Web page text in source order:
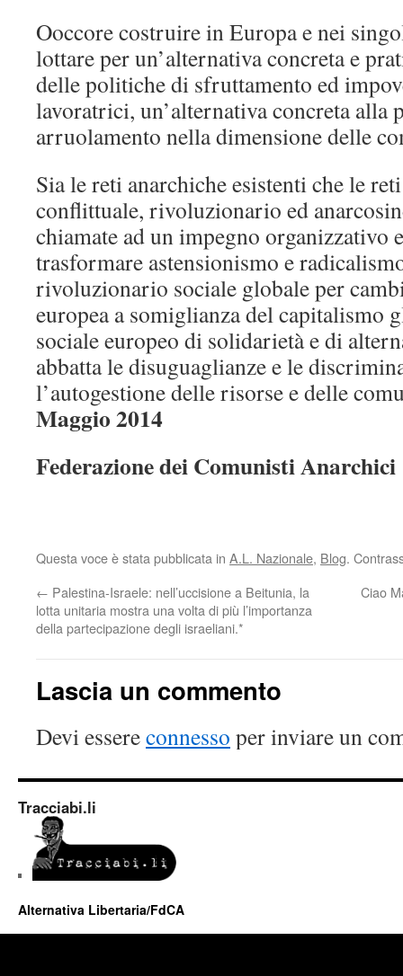
Ooccore costruire in Europa e nei
lottare per un’alternativa concreta e
delle politiche di sfruttamento ed
lavoratrici, un’alternativa concreta alla
arruolamento nella dimensione delle
Sia le reti anarchiche esistenti che le
conflittuale, rivoluzionario ed
chiamate ad un impegno organizzativo
trasformare astensionismo e
rivoluzionario sociale globale per
europea a somiglianza del capitalismo
sociale europeo di solidarietà e di
abbatta le disuguaglianze e le
l’autogestione delle risorse e delle
Maggio 2014
Federazione dei Comunisti Anarchici
Questa voce è stata pubblicata in A.L. Nazionale, Blog.
← Palestina-Israele: nell’uccisione a Beitunia, la
lotta unitaria mostra una volta di più l’importanza
della partecipazione degli israeliani.*
Ciao
Lascia un commento
Devi essereconnesso per inviare un
Tracciabi.li
Alternativa Libertaria/FdCA